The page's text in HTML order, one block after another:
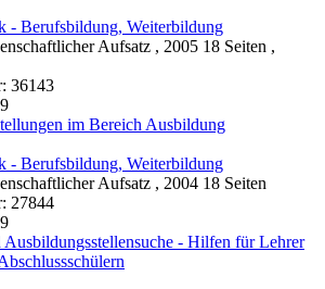
- Berufsbildung, Weiterbildung
Aufsatz , 2005 18 Seiten ,
36143
im Bereich Ausbildung
- Berufsbildung, Weiterbildung
Aufsatz , 2004 18 Seiten
27844
- Hilfen für Lehrer